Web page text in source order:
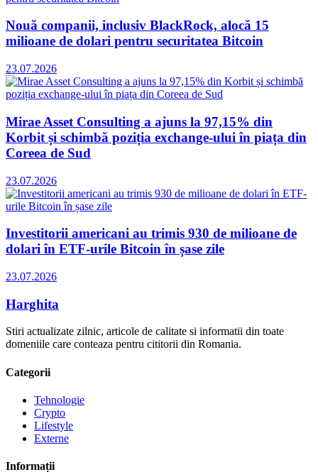
Nouă companii, inclusiv BlackRock, alocă 15
milioane de dolari pentru securitatea Bitcoin
23.07.2026
Mirae Asset Consulting a ajuns la 97,15% din
Korbit și schimbă poziția exchange-ului în piața din
Coreea de Sud
23.07.2026
Investitorii americani au trimis 930 de milioane de
dolari în ETF-urile Bitcoin în șase zile
23.07.2026
Harghita
Stiri actualizate zilnic, articole de calitate si informatii din toate
domeniile care conteaza pentru cititorii din Romania.
Categorii
Tehnologie
Crypto
Lifestyle
Externe
Informații